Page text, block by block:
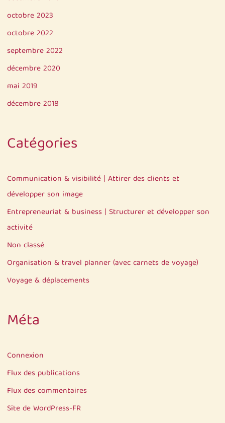
octobre 2023
octobre 2022
septembre 2022
décembre 2020
mai 2019
décembre 2018
Catégories
Communication & visibilité | Attirer des clients et
développer son image
Entrepreneuriat & business | Structurer et développer son
activité
Non classé
Organisation & travel planner (avec carnets de voyage)
Voyage & déplacements
Méta
Connexion
Flux des publications
Flux des commentaires
Site de WordPress-FR